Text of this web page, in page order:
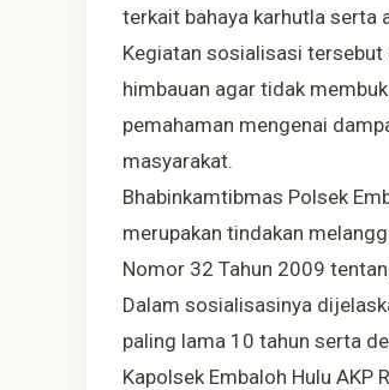
terkait bahaya karhutla serta
Kegiatan sosialisasi tersebut
himbauan agar tidak
pemahaman mengenai
masyarakat.
Bhabinkamtibmas Polsek
merupakan tindakan
Nomor 32 Tahun 2009
Dalam sosialisasinya
paling lama 10 tahun serta
Kapolsek Embaloh Hulu AKP